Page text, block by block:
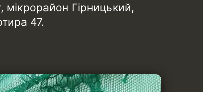
мікрорайон Гірницький,
47.